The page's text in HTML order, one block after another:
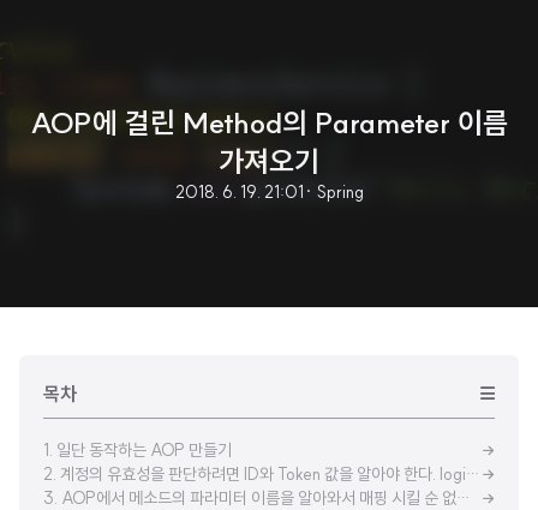
AOP에 걸린 Method의 Parameter 이름
가져오기
2018. 6. 19. 21:01 · Spring
목차
1. 일단 동작하는 AOP 만들기
2. 계정의 유효성을 판단하려면 ID와 Token 값을 알아야 한다. logic()에 파라미터로 추가해 보자.
3. AOP에서 메소드의 파라미터 이름을 알아와서 매핑 시킬 순 없을까?